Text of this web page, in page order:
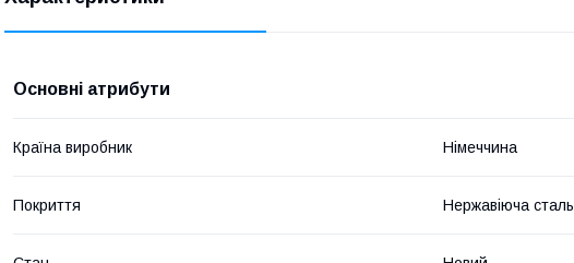
Основні атрибути
Країна виробник Німеччина
Покриття Нержавіюча сталь